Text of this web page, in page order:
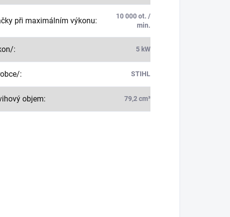
při maximálním výkonu:
10 000 ot. /
min.
: 5 kW
: STIHL
objem: 79,2 cm³